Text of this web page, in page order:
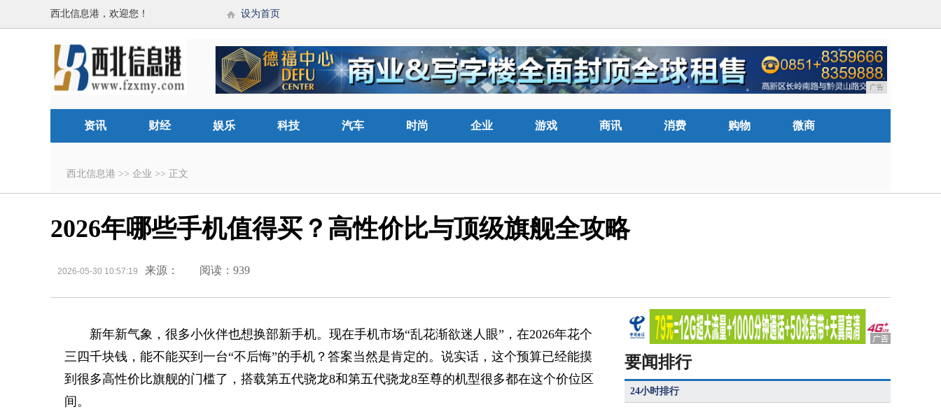
西北信息港，欢迎您！ 设为首页
广告
资讯 财经 娱乐 科技 汽车 时尚 企业 游戏 商讯 消费 购物 微商
西北信息港 >> 企业 >> 正文
2026年哪些手机值得买？高性价比与顶级旗舰全攻略
2026-05-30 10:57:19 来源： 阅读：939
新年新气象，很多小伙伴也想换部新手机。现在手机市场“乱花渐欲迷人眼”，在2026年花个
三四千块钱，能不能买到一台“不后悔”的手机？答案当然是肯定的。说实话，这个预算已经能摸
到很多高性价比旗舰的门槛了，搭载第五代骁龙8和第五代骁龙8至尊的机型很多都在这个价位区
间。
要闻排行
24小时排行